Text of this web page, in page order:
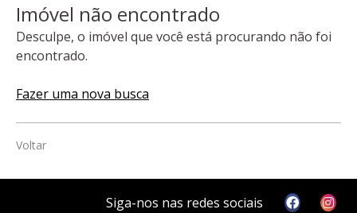
Imóvel não encontrado
Desculpe, o imóvel que você está procurando não foi
encontrado.
Fazer uma nova busca
Voltar
Siga-nos nas redes sociais